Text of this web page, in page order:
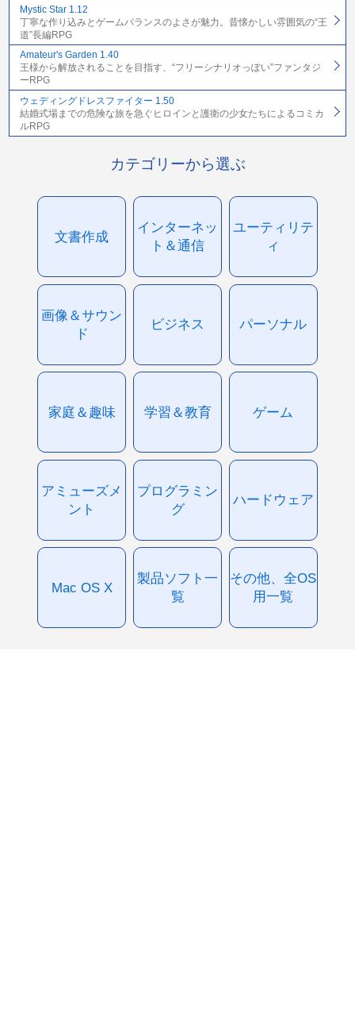
Mystic Star 1.12
丁寧な作り込みとゲームバランスのよさが魅力。昔懐かしい雰囲気の“王
道”長編RPG
Amateur's Garden 1.40
王様から解放されることを目指す、“フリーシナリオっぽい”ファンタジ
ーRPG
ウェディングドレスファイター 1.50
結婚式場までの危険な旅を急ぐヒロインと護衛の少女たちによるコミカ
ルRPG
カテゴリーから選ぶ
文書作成
インターネッ
ト＆通信
ユーティリテ
ィ
画像＆サウン
ド
ビジネス パーソナル
家庭＆趣味 学習＆教育 ゲーム
アミューズメ
ント
プログラミン
グ
ハードウェア
Mac OS X
製品ソフト一
覧
その他、全OS
用一覧